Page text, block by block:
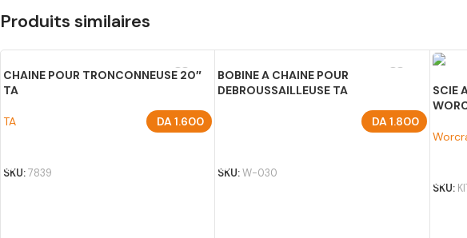
Produits similaires
CHAINE POUR TRONCONNEUSE 20″
TA
TA DA1.600
SKU: 7839
BOBINE A CHAINE POUR
DEBROUSSAILLEUSE TA
DA1.800
SKU:W-030
SCIE
SKU: